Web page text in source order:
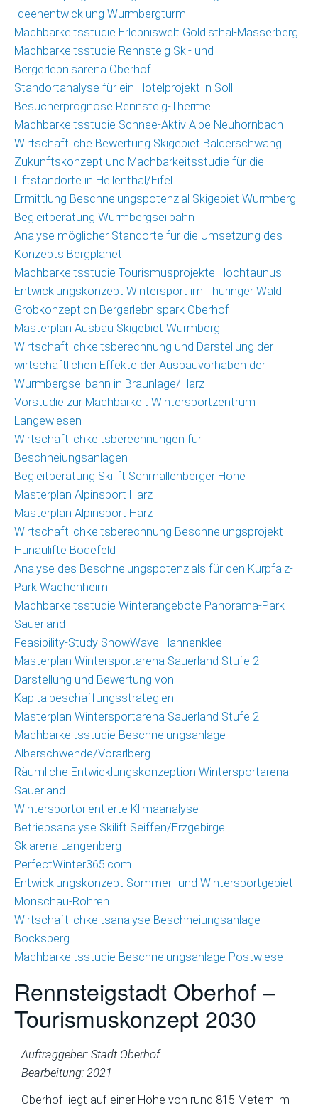
Ideenentwicklung Wurmbergturm
Machbarkeitsstudie Erlebniswelt Goldisthal-Masserberg
Machbarkeitsstudie Rennsteig Ski- und
Bergerlebnisarena Oberhof
Standortanalyse für ein Hotelprojekt in Söll
Besucherprognose Rennsteig-Therme
Machbarkeitsstudie Schnee-Aktiv Alpe Neuhornbach
Wirtschaftliche Bewertung Skigebiet Balderschwang
Zukunftskonzept und Machbarkeitsstudie für die
Liftstandorte in Hellenthal/Eifel
Ermittlung Beschneiungspotenzial Skigebiet Wurmberg
Begleitberatung Wurmbergseilbahn
Analyse möglicher Standorte für die Umsetzung des
Konzepts Bergplanet
Machbarkeitsstudie Tourismusprojekte Hochtaunus
Entwicklungskonzept Wintersport im Thüringer Wald
Grobkonzeption Bergerlebnispark Oberhof
Masterplan Ausbau Skigebiet Wurmberg
Wirtschaftlichkeitsberechnung und Darstellung der
wirtschaftlichen Effekte der Ausbauvorhaben der
Wurmbergseilbahn in Braunlage/Harz
Vorstudie zur Machbarkeit Wintersportzentrum
Langewiesen
Wirtschaftlichkeitsberechnungen für
Beschneiungsanlagen
Begleitberatung Skilift Schmallenberger Höhe
Masterplan Alpinsport Harz
Masterplan Alpinsport Harz
Wirtschaftlichkeitsberechnung Beschneiungsprojekt
Hunaulifte Bödefeld
Analyse des Beschneiungspotenzials für den Kurpfalz-
Park Wachenheim
Machbarkeitsstudie Winterangebote Panorama-Park
Sauerland
Feasibility-Study SnowWave Hahnenklee
Masterplan Wintersportarena Sauerland Stufe 2
Darstellung und Bewertung von
Kapitalbeschaffungsstrategien
Masterplan Wintersportarena Sauerland Stufe 2
Machbarkeitsstudie Beschneiungsanlage
Alberschwende/Vorarlberg
Räumliche Entwicklungskonzeption Wintersportarena
Sauerland
Wintersportorientierte Klimaanalyse
Betriebsanalyse Skilift Seiffen/Erzgebirge
Skiarena Langenberg
PerfectWinter365.com
Entwicklungskonzept Sommer- und Wintersportgebiet
Monschau-Rohren
Wirtschaftlichkeitsanalyse Beschneiungsanlage
Bocksberg
Machbarkeitsstudie Beschneiungsanlage Postwiese
Rennsteigstadt Oberhof –
Tourismuskonzept 2030
Auftraggeber: Stadt Oberhof
Bearbeitung: 2021
Oberhof liegt auf einer Höhe von rund 815 Metern im